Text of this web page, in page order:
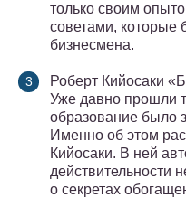
только своим
советами, которые
бизнесмена.
Роберт Кийосаки
Уже давно прошли
образование было
Именно об этом
Кийосаки. В ней
действительности
о секретах